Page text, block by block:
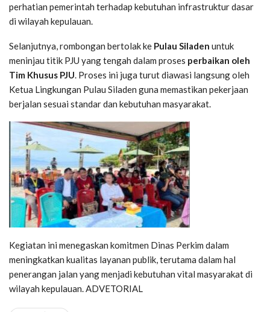
perhatian pemerintah terhadap kebutuhan infrastruktur dasar
di wilayah kepulauan.
Selanjutnya, rombongan bertolak ke Pulau Siladen untuk
meninjau titik PJU yang tengah dalam proses perbaikan oleh
Tim Khusus PJU. Proses ini juga turut diawasi langsung oleh
Ketua Lingkungan Pulau Siladen guna memastikan pekerjaan
berjalan sesuai standar dan kebutuhan masyarakat.
Kegiatan ini menegaskan komitmen Dinas Perkim dalam
meningkatkan kualitas layanan publik, terutama dalam hal
penerangan jalan yang menjadi kebutuhan vital masyarakat di
wilayah kepulauan. ADVETORIAL